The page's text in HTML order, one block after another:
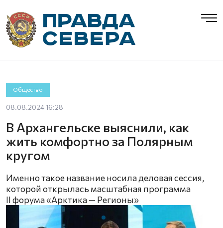
Общество
08.08.2024 16:28
В Архангельске выяснили, как
жить комфортно за Полярным
кругом
Именно такое название носила деловая сессия,
которой открылась масштабная программа
II форума «Арктика — Регионы»